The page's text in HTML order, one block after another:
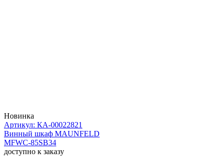
Новинка
Артикул: КА-00022821
Винный шкаф MAUNFELD
MFWC-85SB34
доступно к заказу